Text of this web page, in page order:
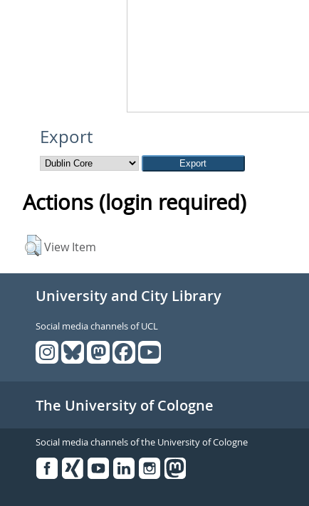
Export
Actions (login required)
View Item
University and City Library
Social media channels of UCL
The University of Cologne
Social media channels of the University of Cologne